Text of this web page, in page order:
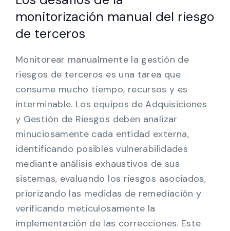
monitorización manual del riesgo
de terceros
Monitorear manualmente la gestión de
riesgos de terceros es una tarea que
consume mucho tiempo, recursos y es
interminable. Los equipos de Adquisiciones
y Gestión de Riesgos deben analizar
minuciosamente cada entidad externa,
identificando posibles vulnerabilidades
mediante análisis exhaustivos de sus
sistemas, evaluando los riesgos asociados,
priorizando las medidas de remediación y
verificando meticulosamente la
implementación de las correcciones. Este